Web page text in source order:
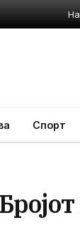
Спорт